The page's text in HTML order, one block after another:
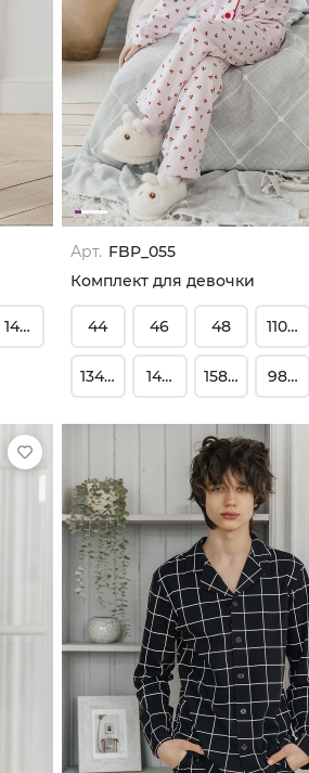
146-152
Арт. FBP_055
Комплект для девочки
44 46 48 110-116
134-140 146-152 158-164 98-104